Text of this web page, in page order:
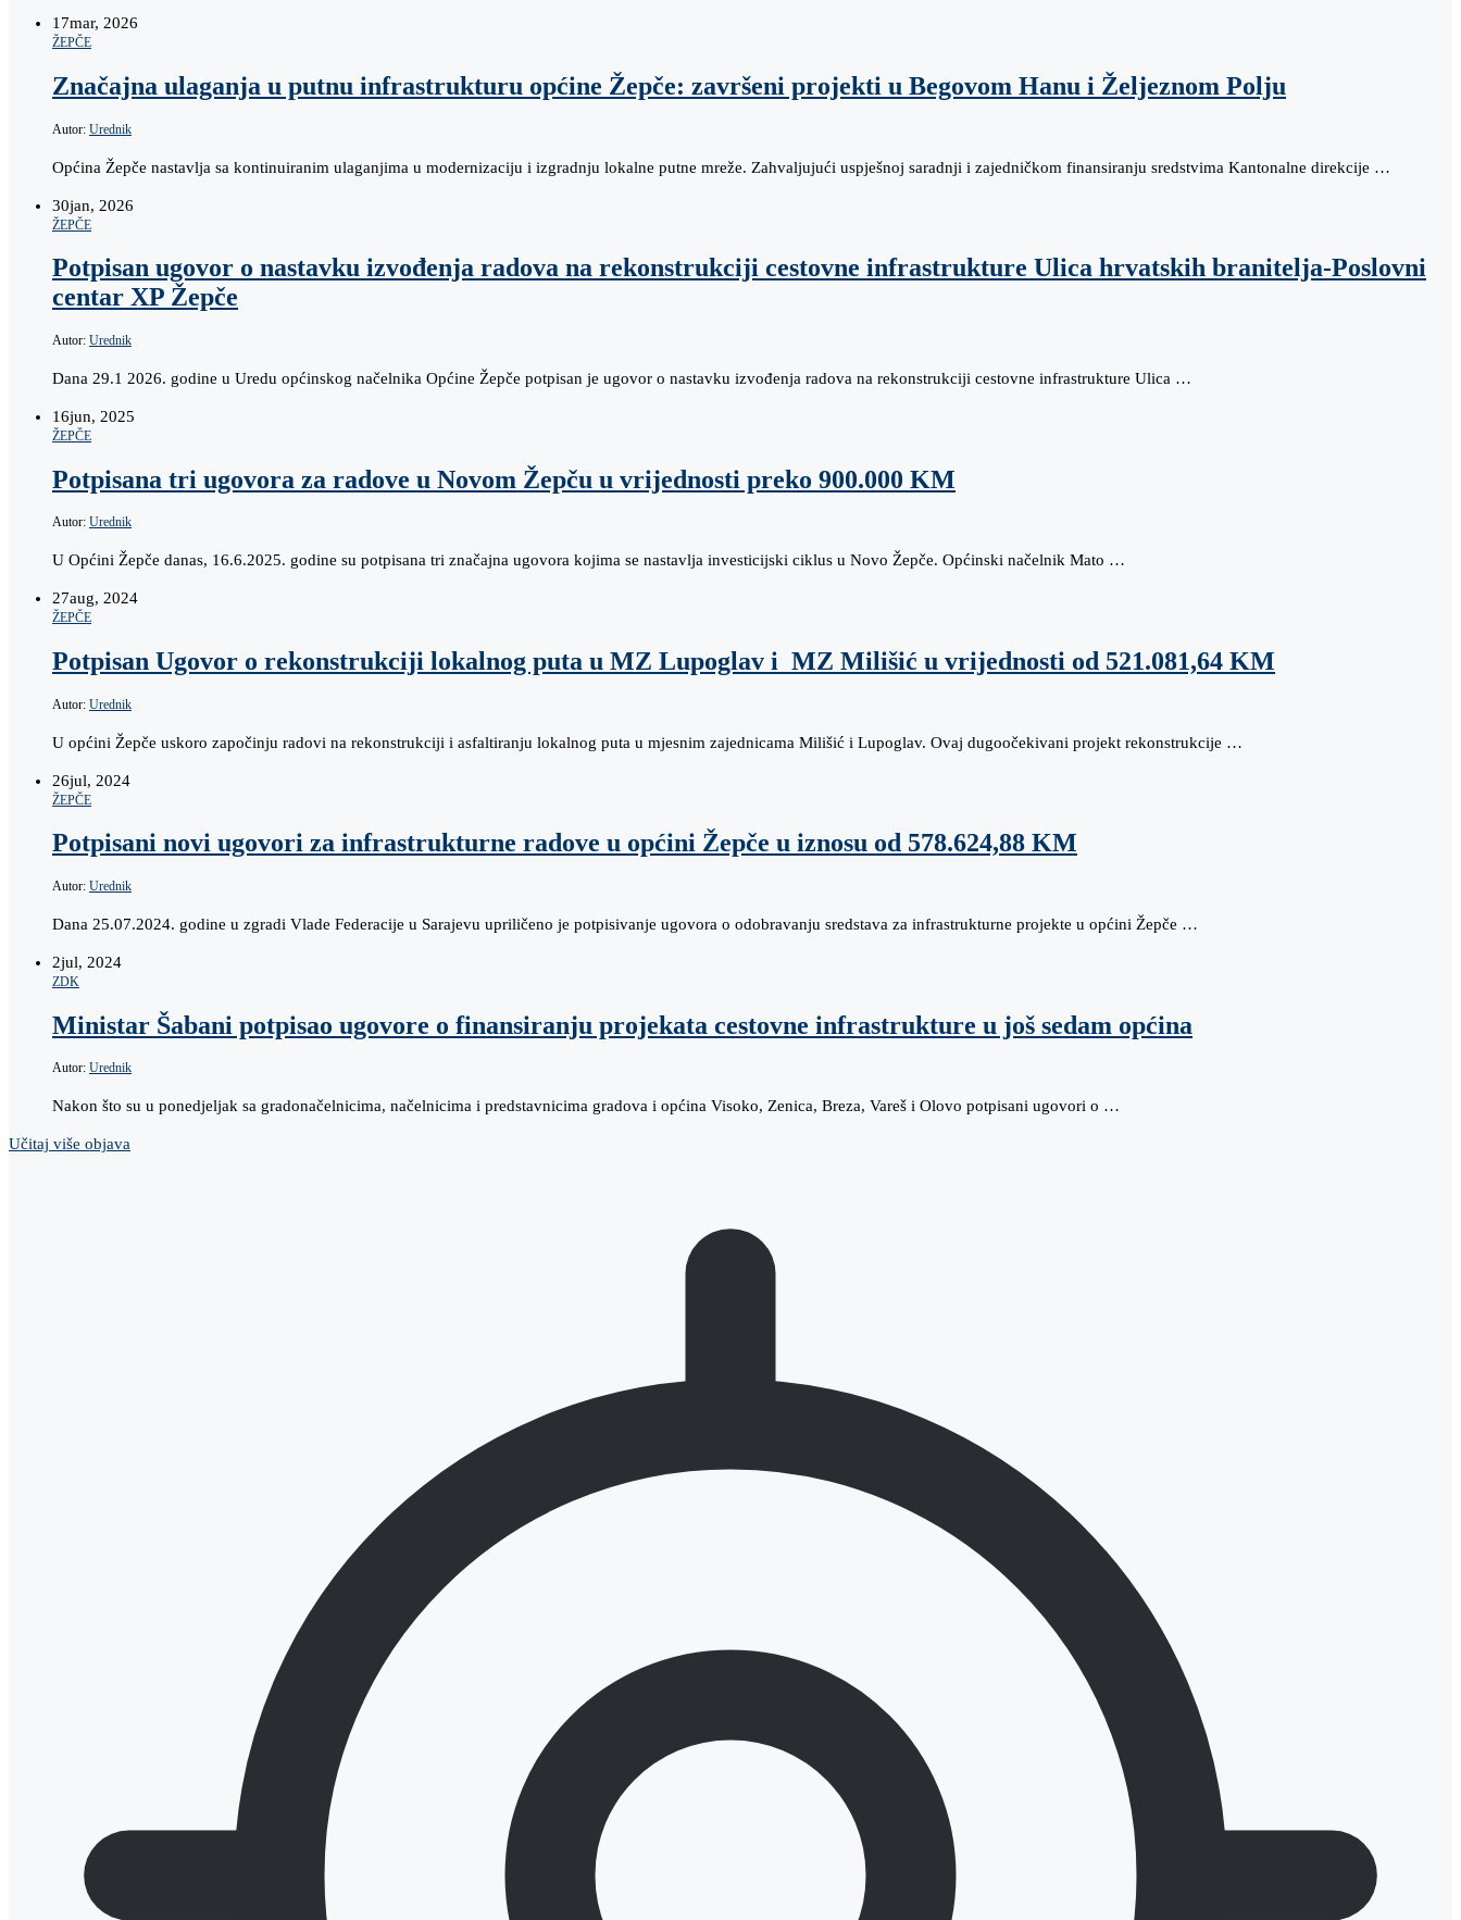
17mar, 2026
ŽEPČE
Značajna ulaganja u putnu infrastrukturu općine Žepče: završeni projekti u Begovom Hanu i Željeznom Polju
Autor: Urednik
Općina Žepče nastavlja sa kontinuiranim ulaganjima u modernizaciju i izgradnju lokalne putne mreže. Zahvaljujući uspješnoj saradnji i zajedničkom finansiranju sredstvima Kantonalne direkcije …
30jan, 2026
ŽEPČE
Potpisan ugovor o nastavku izvođenja radova na rekonstrukciji cestovne infrastrukture Ulica hrvatskih branitelja-Poslovni
centar XP Žepče
Autor: Urednik
Dana 29.1 2026. godine u Uredu općinskog načelnika Općine Žepče potpisan je ugovor o nastavku izvođenja radova na rekonstrukciji cestovne infrastrukture Ulica …
16jun, 2025
ŽEPČE
Potpisana tri ugovora za radove u Novom Žepču u vrijednosti preko 900.000 KM
Autor: Urednik
U Općini Žepče danas, 16.6.2025. godine su potpisana tri značajna ugovora kojima se nastavlja investicijski ciklus u Novo Žepče. Općinski načelnik Mato …
27aug, 2024
ŽEPČE
Potpisan Ugovor o rekonstrukciji lokalnog puta u MZ Lupoglav i MZ Milišić u vrijednosti od 521.081,64 KM
Autor: Urednik
U općini Žepče uskoro započinju radovi na rekonstrukciji i asfaltiranju lokalnog puta u mjesnim zajednicama Milišić i Lupoglav. Ovaj dugoočekivani projekt rekonstrukcije …
26jul, 2024
ŽEPČE
Potpisani novi ugovori za infrastrukturne radove u općini Žepče u iznosu od 578.624,88 KM
Autor: Urednik
Dana 25.07.2024. godine u zgradi Vlade Federacije u Sarajevu upriličeno je potpisivanje ugovora o odobravanju sredstava za infrastrukturne projekte u općini Žepče …
2jul, 2024
ZDK
Ministar Šabani potpisao ugovore o finansiranju projekata cestovne infrastrukture u još sedam općina
Autor: Urednik
Nakon što su u ponedjeljak sa gradonačelnicima, načelnicima i predstavnicima gradova i općina Visoko, Zenica, Breza, Vareš i Olovo potpisani ugovori o …
Učitaj više objava